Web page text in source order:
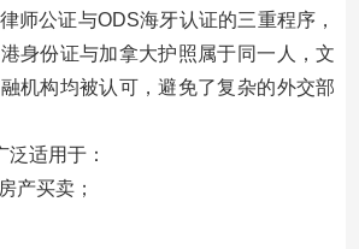
师公证与ODS海牙认证的三重程序，
身份证与加拿大护照属于同一人，文
机构均被认可，避免了复杂的外交部
泛适用于：
产买卖；